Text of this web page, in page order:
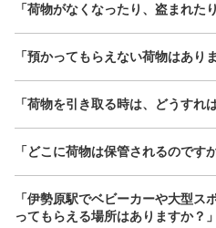
保管できる荷物数
大 :1/ ¥600中:1/ ¥500小 17/ ¥400
支払い方法
現金, ICカード
お店で荷物
好立地 / 好条
「荷物がなくなったり、盗まれた
「預かってもらえない荷物はあり
「荷物を引き取る時は、どうすれ
「どこに荷物は保管されるのです
「伊勢原駅でベビーカーや大型ス
ってもらえる場所はありますか？」